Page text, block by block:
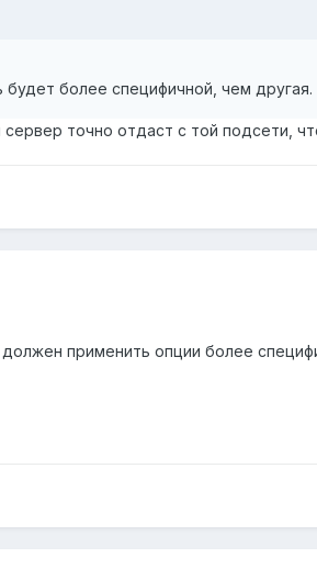
более специфичной, чем другая.
точно отдаст с той подсети,
применить опции более